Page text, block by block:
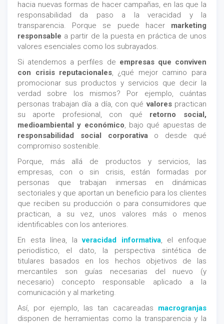
hacia nuevas formas de hacer campañas, en las que la
responsabilidad da paso a la veracidad y la
transparencia. Porque se puede hacer marketing
responsable a partir de la puesta en práctica de unos
valores esenciales como los subrayados.
Si atendemos a perfiles de empresas que conviven
con
crisis reputacionales, ¿qué mejor camino para
promocionar sus productos y servicios que decir la
verdad sobre los mismos? Por ejemplo, cuántas
personas trabajan día a día, con quévalorespractican
su aporte profesional, con qué retorno social,
medioambiental y económico, bajo qué apuestas de
responsabilidad social corporativao desde qué
compromiso sostenible.
Porque, más allá de productos y servicios, las
empresas, con o sin crisis, están formadas por
personas que trabajan inmersas en dinámicas
sectoriales y que aportan un beneficio para los clientes
que reciben su producción o para consumidores que
practican, a su vez, unos valores más o menos
identificables con los anteriores.
En esta línea, laveracidad informativa, el enfoque
periodístico, el dato, la perspectiva sintética de
titulares basados en los hechos objetivos de las
mercantiles son guías necesarias del nuevo (y
necesario) concepto responsable aplicado a la
comunicación y al marketing.
Así, por ejemplo, las tan cacareadas macrogranjas
disponen de herramientas como la transparencia y la